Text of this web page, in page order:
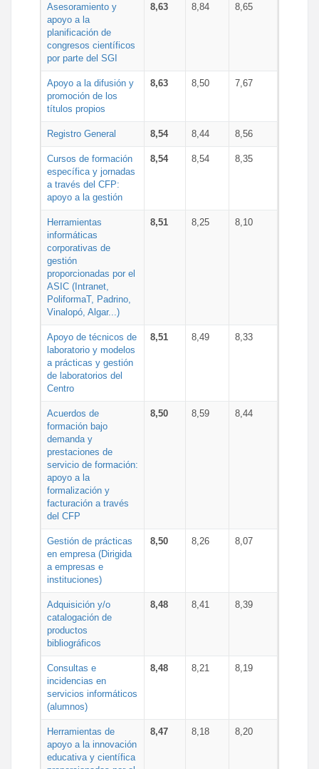
Asesoramiento y
apoyo a la
planificación de
congresos científicos
por parte del SGI
8,63 8,84 8,65
Apoyo a la difusión y
promoción de los
títulos propios
8,63 8,50 7,67
Registro General 8,54 8,44 8,56
Cursos de formación
específica y jornadas
a través del CFP:
apoyo a la gestión
8,54 8,54 8,35
Herramientas
informáticas
corporativas de
gestión
proporcionadas por el
ASIC (Intranet,
PoliformaT, Padrino,
Vinalopó, Algar...)
8,51 8,25 8,10
Apoyo de técnicos de
laboratorio y modelos
a prácticas y gestión
de laboratorios del
Centro
8,51 8,49 8,33
Acuerdos de
formación bajo
demanda y
prestaciones de
servicio de formación:
apoyo a la
formalización y
facturación a través
del CFP
8,50 8,59 8,44
Gestión de prácticas
en empresa (Dirigida
a empresas e
instituciones)
8,50 8,26 8,07
Adquisición y/o
catalogación de
productos
bibliográficos
8,48 8,41 8,39
Consultas e
incidencias en
servicios informáticos
(alumnos)
8,48 8,21 8,19
Herramientas de
apoyo a la innovación
educativa y científica
8,47 8,18 8,20